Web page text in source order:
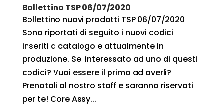
Bollettino TSP 06/07/2020
Bollettino nuovi prodotti TSP 06/07/2020
Sono riportati di seguito i nuovi codici
inseriti a catalogo e attualmente in
produzione. Sei interessato ad uno di questi
codici? Vuoi essere il primo ad averli?
Prenotali al nostro staff e saranno riservati
per te! Core Assy...